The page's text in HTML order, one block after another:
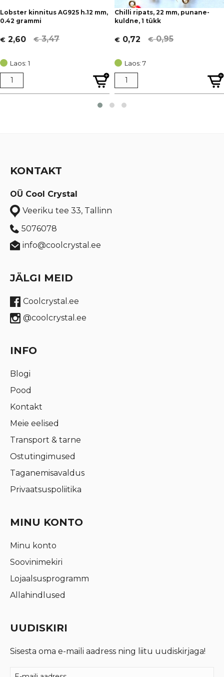
Lobster kinnitus AG925 h.12 mm,
0.42 grammi
€3,47
Algne
oli:
€ 3,47.
€ 2,60
Current
is:
€ 2,60.
Laos: 1
Chilli ripats, 22 mm, punane-
kuldne, 1 tükk
€0,95
Algne
oli:
€ 0,95.
€ 0,72
Current
is:
€ 0,72.
Laos: 7
KONTAKT
OÜ Cool Crystal
Veeriku tee 33, Tallinn
5076078
info@coolcrystal.ee
JÄLGI MEID
Coolcrystal.ee
@coolcrystal.ee
INFO
Blogi
Pood
Kontakt
Meie eelised
Transport & tarne
Ostutingimused
Taganemisavaldus
Privaatsuspoliitika
MINU KONTO
Minu konto
Soovinimekiri
Lojaalsusprogramm
Allahindlused
UUDISKIRI
Sisesta oma e-maili aadress ning liitu uudiskirjaga!